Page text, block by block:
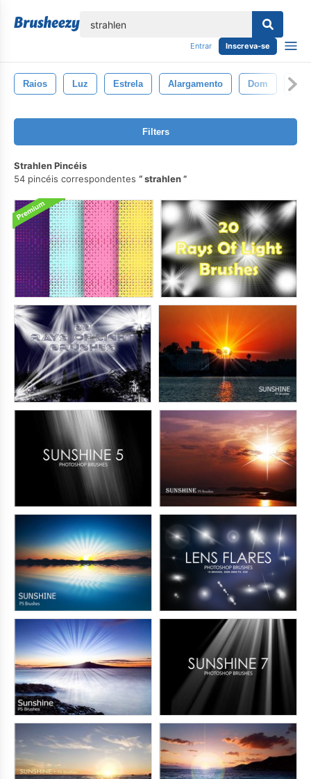
Entrar Inscreva-se
Raios Luz Estrela Alargamento Dom
Filters
Strahlen Pincéis
54 pincéis correspondentes
strahlen